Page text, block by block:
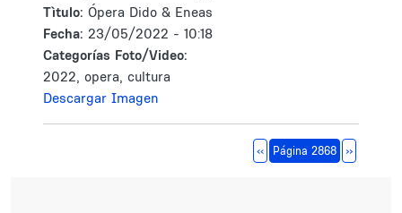
Tìtulo: Ópera Dido & Eneas
Fecha: 23/05/2022 - 10:18
Categorías Foto/Video:
2022, opera, cultura
Descargar Imagen
Página anterior
‹‹ Página 2868 Siguiente
››